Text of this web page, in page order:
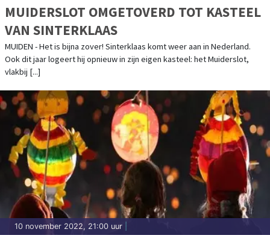
MUIDERSLOT OMGETOVERD TOT KASTEEL
VAN SINTERKLAAS
MUIDEN - Het is bijna zover! Sinterklaas komt weer aan in Nederland.
Ook dit jaar logeert hij opnieuw in zijn eigen kasteel: het Muiderslot,
vlakbij [...]
10 november 2022, 21:00 uur